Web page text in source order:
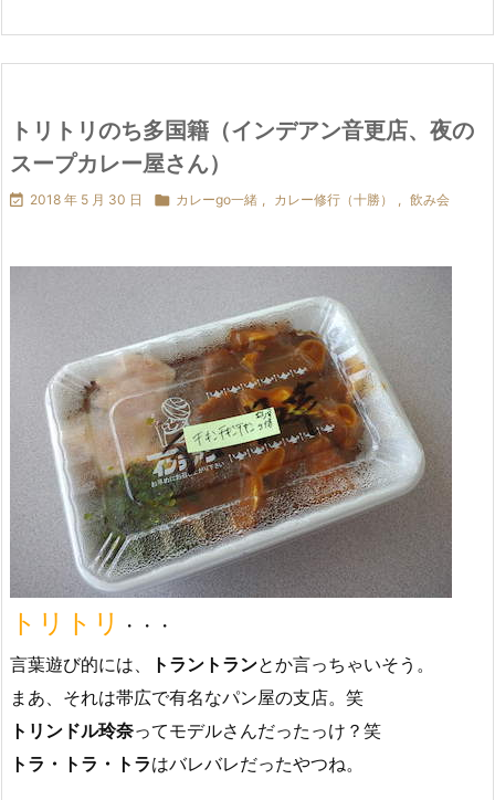
トリトリのち多国籍（インデアン音更店、夜の
スープカレー屋さん）
 2018 年 5 月 30 日  カレーgo一緒 カレー修行（十勝） 飲み会
トリトリ
・・・
言葉遊び的には、
トラントランとか言っちゃいそう。
まあ、それは帯広で有名なパン屋の支店。笑
トリンドル玲奈ってモデルさんだったっけ？笑
トラ・トラ・トラはバレバレだったやつね。